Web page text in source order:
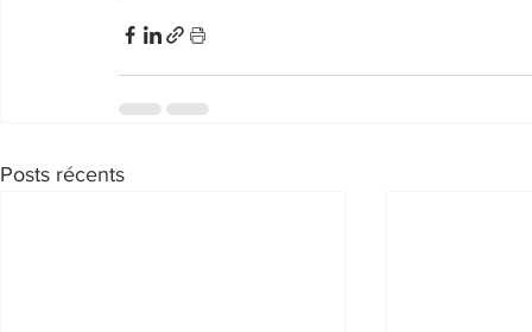
Posts récents